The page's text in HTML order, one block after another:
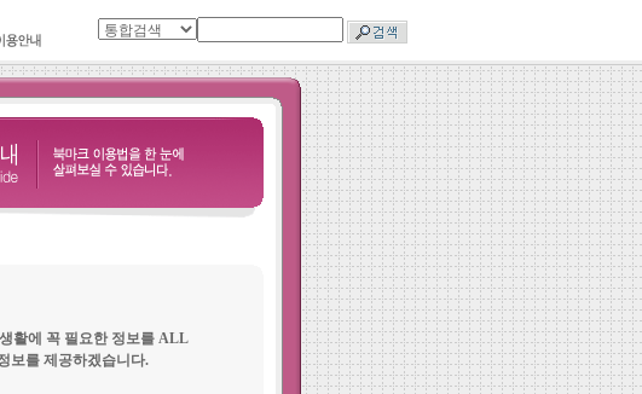
활에 꼭 필요한 정보를 ALL
보를 제공하겠습니다.